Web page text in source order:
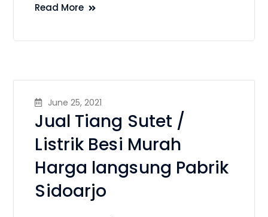
Read More
June 25, 2021
Jual Tiang Sutet /
Listrik Besi Murah
Harga langsung Pabrik
Sidoarjo